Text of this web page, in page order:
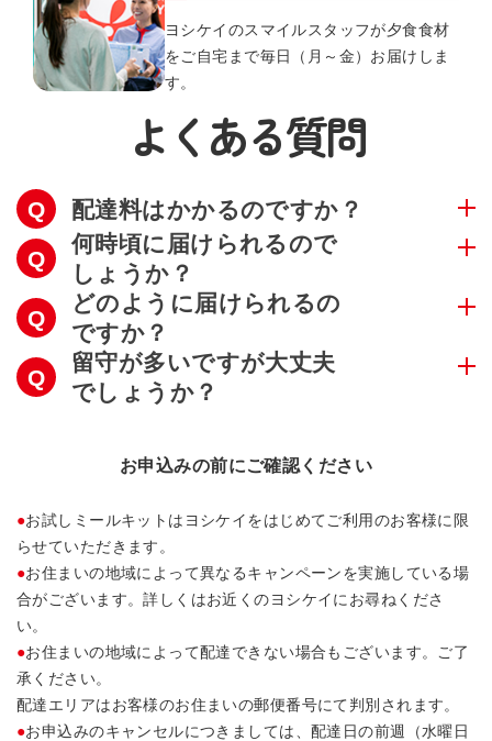
ヨシケイのスマイルスタッフが夕食食材
をご自宅まで毎日（月～金）お届けしま
す。
よくある質問
配達料はかかるのですか？
何時頃に届けられるので
しょうか？
どのように届けられるの
ですか？
留守が多いですが大丈夫
でしょうか？
お申込みの前にご確認ください
お試しミールキットはヨシケイをはじめてご利用のお客様に限
らせていただきます。
お住まいの地域によって異なるキャンペーンを実施している場
合がございます。詳しくはお近くのヨシケイにお尋ねくださ
い。
お住まいの地域によって配達できない場合もございます。ご了
承ください。
配達エリアはお客様のお住まいの郵便番号にて判別されます。
お申込みのキャンセルにつきましては、配達日の前週（水曜日